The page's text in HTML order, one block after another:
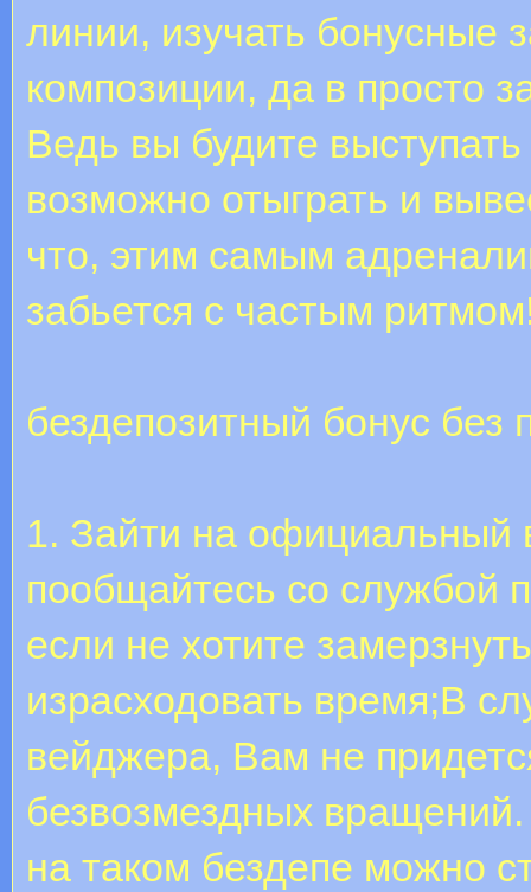
линии, изучать бонусные
композиции, да в просто
Ведь вы будите
возможно отыграть и
что, этим самым
забьется с частым
бездепозитный бонус без
1. Зайти на официальный
пообщайтесь со службой
если не хотите
израсходовать время;В
вейджера, Вам не
безвозмездных
на таком бездепе можно